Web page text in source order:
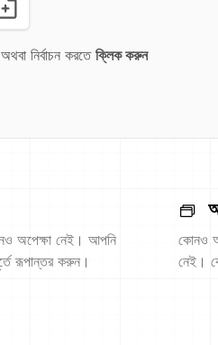
নির্বাচন করতে ক্লিক করুন
অপেক্ষা নেই। আপনি
রূপান্তর করুন।
কোনও
নেই।